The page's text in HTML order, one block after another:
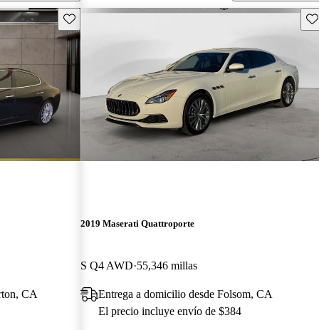
Guarda este Aviso
CA
2019 Maserati Quattroporte
S Q4 AWD 55,346 millas
Entrega a domicilio desde Folsom, CA
El precio incluye envío de $384